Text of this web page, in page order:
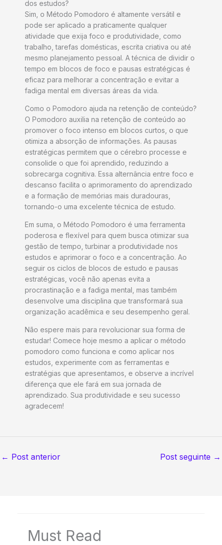
dos estudos?
Sim, o Método Pomodoro é altamente versátil e
pode ser aplicado a praticamente qualquer
atividade que exija foco e produtividade, como
trabalho, tarefas domésticas, escrita criativa ou até
mesmo planejamento pessoal. A técnica de dividir o
tempo em blocos de foco e pausas estratégicas é
eficaz para melhorar a concentração e evitar a
fadiga mental em diversas áreas da vida.
Como o Pomodoro ajuda na retenção de conteúdo?
O Pomodoro auxilia na retenção de conteúdo ao
promover o foco intenso em blocos curtos, o que
otimiza a absorção de informações. As pausas
estratégicas permitem que o cérebro processe e
consolide o que foi aprendido, reduzindo a
sobrecarga cognitiva. Essa alternância entre foco e
descanso facilita o aprimoramento do aprendizado
e a formação de memórias mais duradouras,
tornando-o uma excelente técnica de estudo.
Em suma, o Método Pomodoro é uma ferramenta
poderosa e flexível para quem busca otimizar sua
gestão de tempo, turbinar a produtividade nos
estudos e aprimorar o foco e a concentração. Ao
seguir os ciclos de blocos de estudo e pausas
estratégicas, você não apenas evita a
procrastinação e a fadiga mental, mas também
desenvolve uma disciplina que transformará sua
organização acadêmica e seu desempenho geral.
Não espere mais para revolucionar sua forma de
estudar! Comece hoje mesmo a aplicar o método
pomodoro como funciona e como aplicar nos
estudos, experimente com as ferramentas e
estratégias que apresentamos, e observe a incrível
diferença que ele fará em sua jornada de
aprendizado. Sua produtividade e seu sucesso
agradecem!
← Post anterior Post seguinte →
Must Read